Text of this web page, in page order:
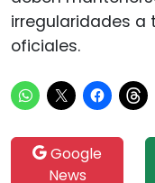
irregularidades a
oficiales.
Google
News